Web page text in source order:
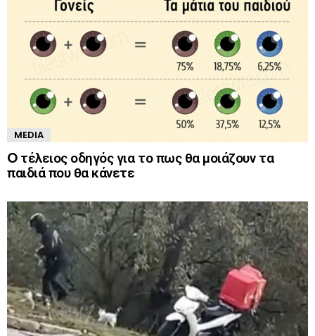
MEDIA
O τέλειος οδηγός για το πως θα μοιάζουν τα
παιδιά που θα κάνετε